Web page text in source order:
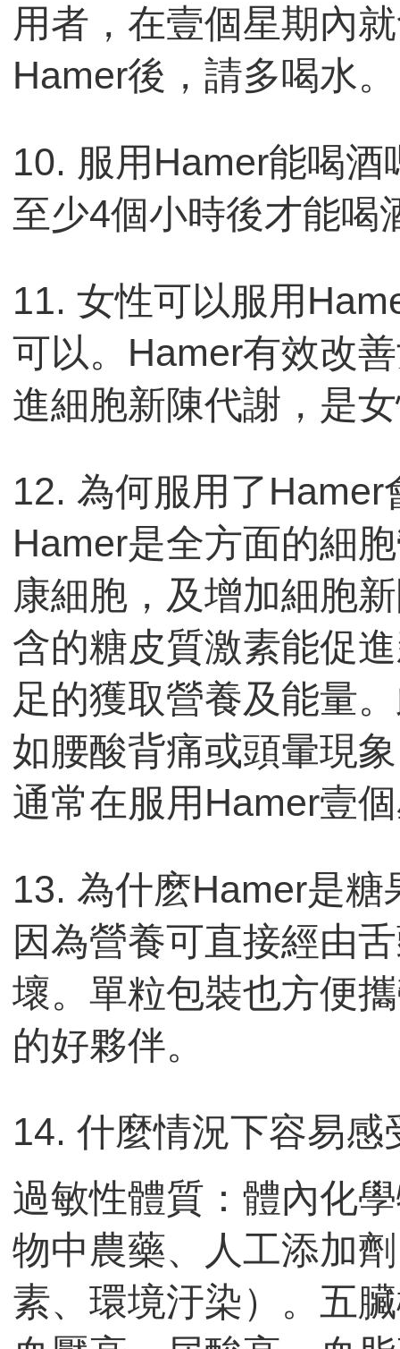
用者，在壹個星期內
Hamer後，請多喝水。
10. 服用Hamer能喝酒
至少4個小時後才能喝
11. 女性可以服用
可以。Hamer有效改
進細胞新陳代謝，是
12. 為何服用了
Hamer是全方面的細
康細胞，及增加細胞
含的糖皮質激素能促
足的獲取營養及能量
如腰酸背痛或頭暈現
通常在服用Hamer壹
13. 為什麽Hamer是糖
因為營養可直接經由
壞。單粒包裝也方便
的好夥伴。
14. 什麼情況下容易
過敏性體質：體內化
物中農藥、人工添加
素、環境汙染）。五